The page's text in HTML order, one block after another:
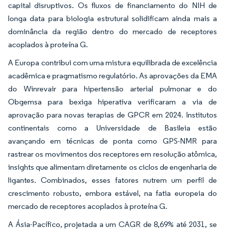
capital disruptivos. Os fluxos de financiamento do NIH de
longa data para biologia estrutural solidificam ainda mais a
dominância da região dentro do mercado de receptores
acoplados à proteína G.
A Europa contribui com uma mistura equilibrada de excelência
acadêmica e pragmatismo regulatório. As aprovações da EMA
do Winrevair para hipertensão arterial pulmonar e do
Obgemsa para bexiga hiperativa verificaram a via de
aprovação para novas terapias de GPCR em 2024. Institutos
continentais como a Universidade de Basileia estão
avançando em técnicas de ponta como GPS-NMR para
rastrear os movimentos dos receptores em resolução atômica,
insights que alimentam diretamente os ciclos de engenharia de
ligantes. Combinados, esses fatores nutrem um perfil de
crescimento robusto, embora estável, na fatia europeia do
mercado de receptores acoplados à proteína G.
A Ásia-Pacífico, projetada a um CAGR de 8,69% até 2031, se